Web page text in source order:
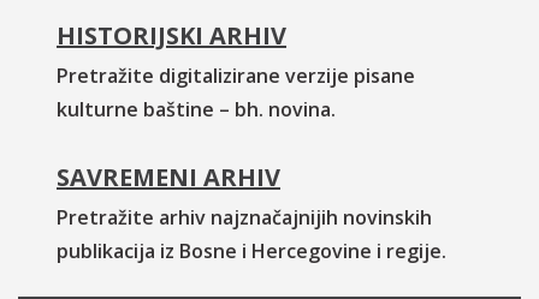
HISTORIJSKI ARHIV
Pretražite digitalizirane verzije pisane
kulturne baštine – bh. novina.
SAVREMENI ARHIV
Pretražite arhiv najznačajnijih novinskih
publikacija iz Bosne i Hercegovine i regije.